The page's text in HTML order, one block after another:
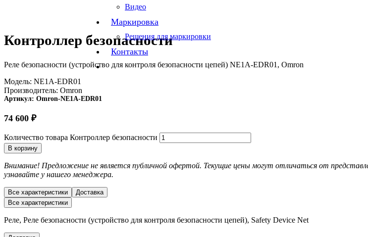
Видео
Маркировка
Решения для маркировки
Контакты
Контроллер безопасности
Реле безопасности (устройство для контроля безопасности цепей) NE1A-EDR01, Omron
Модель: NE1A-EDR01
Производитель: Omron
Артикул: Omron-NE1A-EDR01
74 600 ₽
Количество товара Контроллер безопасности
В корзину
Внимание! Предложение не является публичной офертой. Текущие цены могут отличаться от
узнавайте у нашего менеджера.
Все характеристики
Доставка
Все характеристики
Реле, Реле безопасности (устройство для контроля безопасности цепей), Safety Device Net